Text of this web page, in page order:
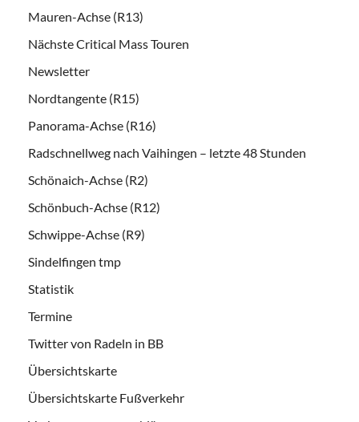
Mauren-Achse (R13)
Nächste Critical Mass Touren
Newsletter
Nordtangente (R15)
Panorama-Achse (R16)
Radschnellweg nach Vaihingen – letzte 48 Stunden
Schönaich-Achse (R2)
Schönbuch-Achse (R12)
Schwippe-Achse (R9)
Sindelfingen tmp
Statistik
Termine
Twitter von Radeln in BB
Übersichtskarte
Übersichtskarte Fußverkehr